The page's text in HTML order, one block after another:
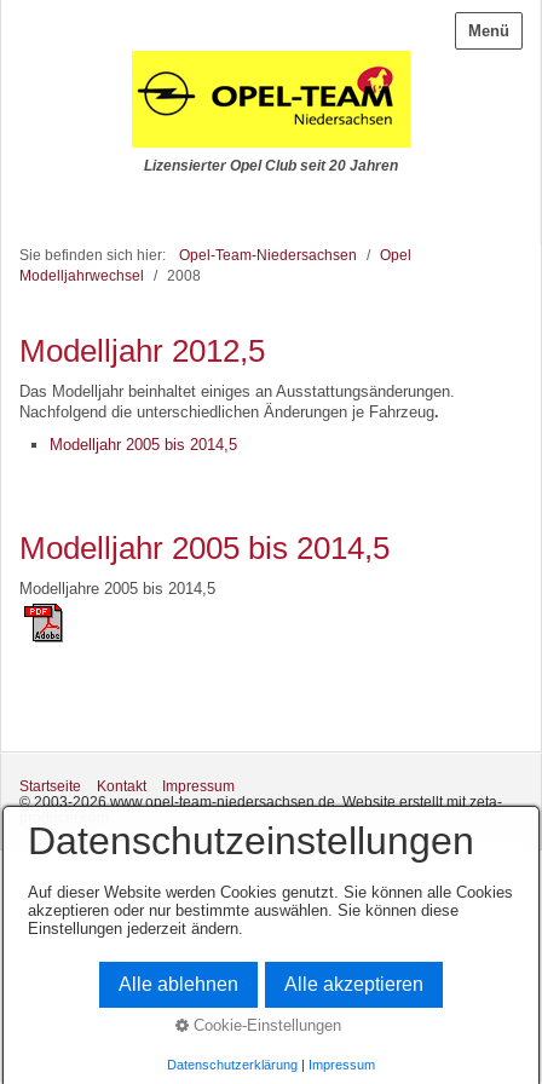
Menü
Lizensierter Opel Club seit 20 Jahren
Sie befinden sich hier: Opel-Team-Niedersachsen /
Opel
Modelljahrwechsel
/ 2008
Modelljahr 2012,5
Das Modelljahr beinhaltet einiges an Ausstattungsänderungen.
Nachfolgend die unterschiedlichen Änderungen je Fahrzeug.
Modelljahr 2005 bis 2014,5
Modelljahr 2005 bis 2014,5
Modelljahre 2005 bis 2014,5
Startseite Kontakt
Impressum
© 2003-2026 www.opel-team-niedersachsen.de.Website erstellt mit zeta-
Datenschutzeinstellungen
Auf dieser Website werden Cookies genutzt. Sie können alle Cookies
akzeptieren oder nur bestimmte auswählen. Sie können diese
Einstellungen jederzeit ändern.
Alle ablehnen Alle akzeptieren
Cookie-Einstellungen
Datenschutzerklärung| Impressum